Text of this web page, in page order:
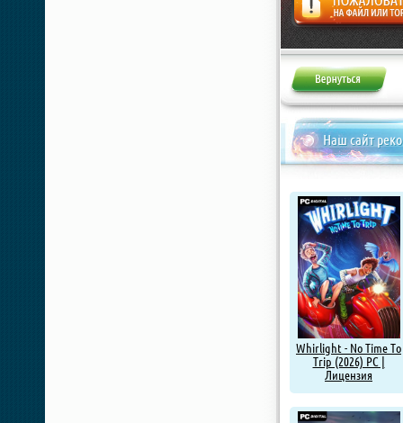
Жалоба
Наш сайт
Whirlight - No Time To
Trip (2026) PC |
Лицензия